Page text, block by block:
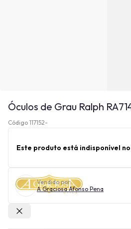
Óculos de Grau Ralph
Código 117152-
Este produto está indisponível
Vendido por
A Graciosa Afonso Pena